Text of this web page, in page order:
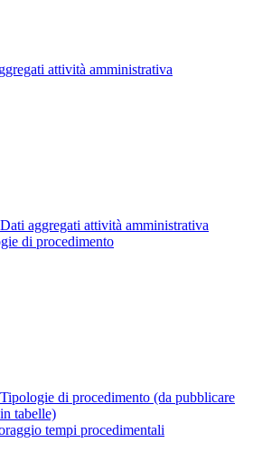
attività amministrativa
Dati aggregati attività amministrativa
di procedimento
Tipologie di procedimento (da pubblicare
in tabelle)
tempi procedimentali